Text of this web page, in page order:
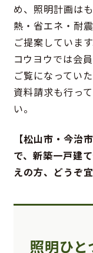
め、照明計画は
熱・省エネ・耐
ご提案しています
コウヨウでは会
ご覧になっていた
資料請求も行っ
い。
【松山市・今治
で、新築一戸建
えの方、どうぞ
照明ひと